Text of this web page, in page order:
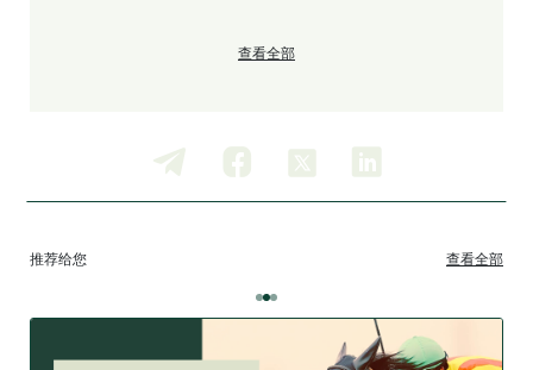
查看全部
推荐给您 查看全部